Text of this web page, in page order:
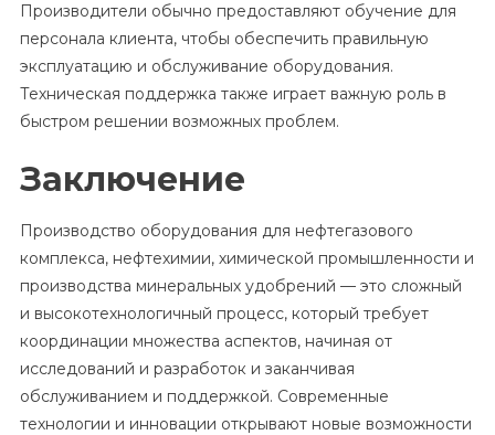
Производители обычно предоставляют обучение для
персонала клиента, чтобы обеспечить правильную
эксплуатацию и обслуживание оборудования.
Техническая поддержка также играет важную роль в
быстром решении возможных проблем.
Заключение
Производство оборудования для нефтегазового
комплекса, нефтехимии, химической промышленности и
производства минеральных удобрений — это сложный
и высокотехнологичный процесс, который требует
координации множества аспектов, начиная от
исследований и разработок и заканчивая
обслуживанием и поддержкой. Современные
технологии и инновации открывают новые возможности